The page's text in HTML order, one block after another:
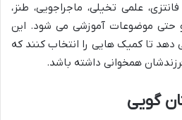
علمی تخیلی، ماجراجویی، طنز،
و حتی موضوعات آموزشی می شود. این
دهد تا کمیک هایی را انتخاب کنند که
همخوانی داشته باشد.
گویی